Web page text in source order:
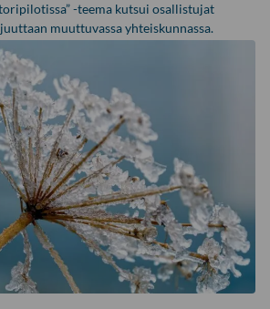
-teema kutsui osallistujat
muuttuvassa yhteiskunnassa.